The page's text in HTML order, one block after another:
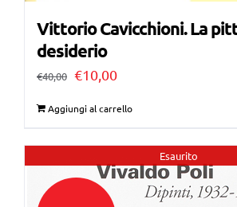
Vittorio Cavicchioni. La
desiderio
€40,00 Il
era:
€40,00.
€10,00Il
è:
€10,00.
Aggiungi al carrello
Esaurito